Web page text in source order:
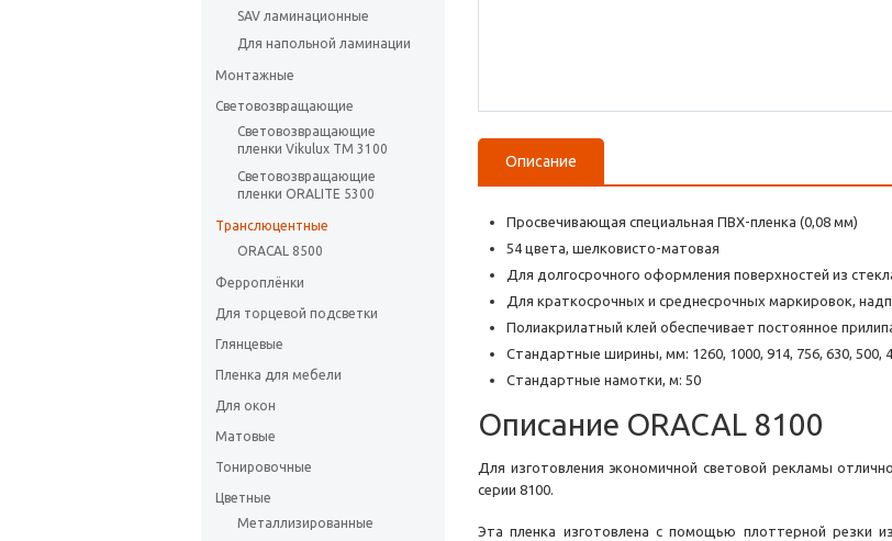
SAV ламинационные
Для напольной ламинации
Монтажные
Световозвращающие
Световозвращающие
пленки Vikulux ТМ 3100
Световозвращающие
пленки ORALITE 5300
Транслюцентные
ORACAL 8500
Ферроплёнки
Для торцевой подсветки
Глянцевые
Пленка для мебели
Для окон
Матовые
Тонировочные
Цветные
Металлизированные
Описание
Просвечивающая специальная ПВХ-пленка (0,08 мм)
54 цвета, шелковисто-матовая
Для долгосрочного оформления поверхностей из
Для краткосрочных и среднесрочных маркировок,
Полиакрилатный клей обеспечивает постоянное
Стандартные ширины, мм: 1260, 1000, 914, 756, 630, 500,
Стандартные намотки, м: 50
Описание ORACAL 8100
Для изготовления экономичной световой рекламы
серии 8100.
Эта пленка изготовлена с помощью плоттерной резки